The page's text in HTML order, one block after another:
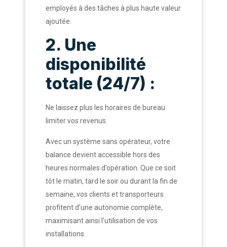
employés à des tâches à plus haute valeur
ajoutée.
2. Une
disponibilité
totale (24/7) :
Ne laissez plus les horaires de bureau
limiter vos revenus.
Avec un système sans opérateur, votre
balance devient accessible hors des
heures normales d’opération. Que ce soit
tôt le matin, tard le soir ou durant la fin de
semaine, vos clients et transporteurs
profitent d’une autonomie complète,
maximisant ainsi l’utilisation de vos
installations.